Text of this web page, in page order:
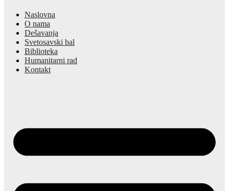
Naslovna
O nama
Dešavanja
Svetosavski bal
Biblioteka
Humanitarni rad
Kontakt